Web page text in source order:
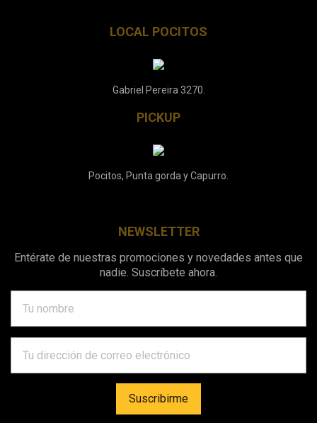
LOCAL POCITOS
Gabriel Pereira 3270.
PICKUP
Pocitos, Punta gorda y Capurro.
NEWSLETTER
Entérate de nuestras promociones y novedades antes que
nadie. Suscríbete ahora.